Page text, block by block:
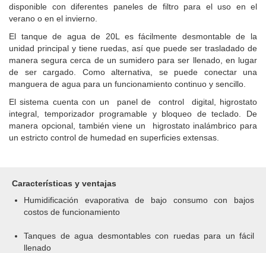
disponible con diferentes paneles de filtro para el uso en el
verano o en el invierno.
El tanque de agua de 20L es fácilmente desmontable de la
unidad principal y tiene ruedas, así que puede ser trasladado de
manera segura cerca de un sumidero para ser llenado, en lugar
de ser cargado. Como alternativa, se puede conectar una
manguera de agua para un funcionamiento continuo y sencillo.
El sistema cuenta con un panel de control digital, higrostato
integral, temporizador programable y bloqueo de teclado. De
manera opcional, también viene un higrostato inalámbrico para
un estricto control de humedad en superficies extensas.
Características y ventajas
Humidificación evaporativa de bajo consumo con bajos
costos de funcionamiento
Tanques de agua desmontables con ruedas para un fácil
llenado